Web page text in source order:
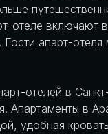
отеле включают
апарт-
отелей в
Апартаменты в
удобная